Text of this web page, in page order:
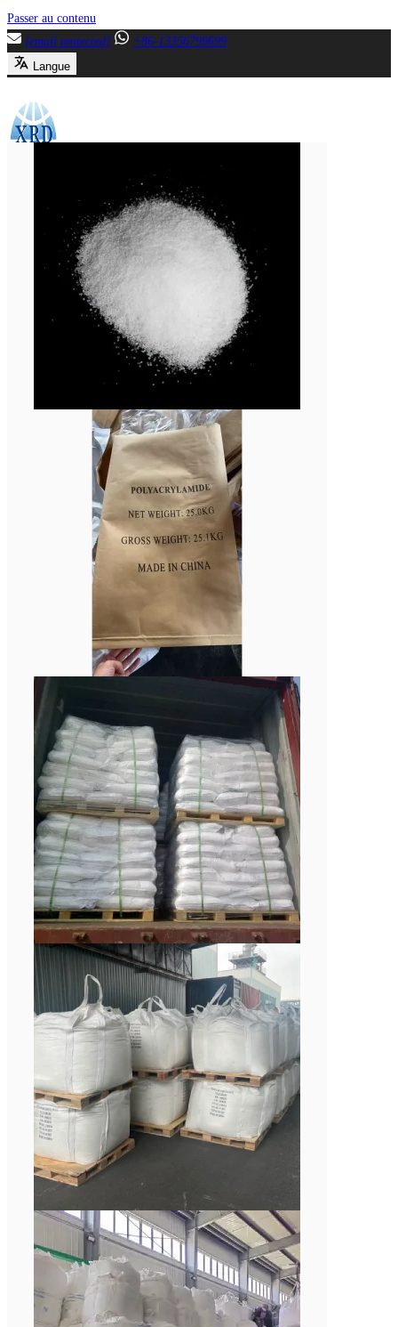
Passer au contenu
[email protected]
+86-13356799699
Langue
Fermer